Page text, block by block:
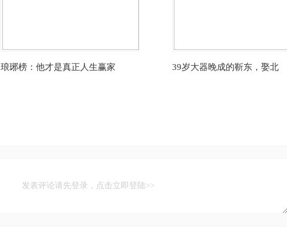
琅琊榜：他才是真正人生赢家 39岁大器晚成的靳东，娶北
发表评论请先登录，点击立即登陆>>